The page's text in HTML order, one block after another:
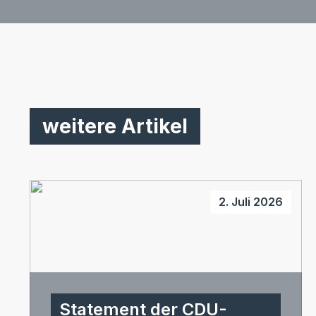
weitere Artikel
2. Juli 2026
Statement der CDU-